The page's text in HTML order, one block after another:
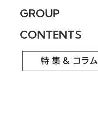
GROUP
CONTENTS